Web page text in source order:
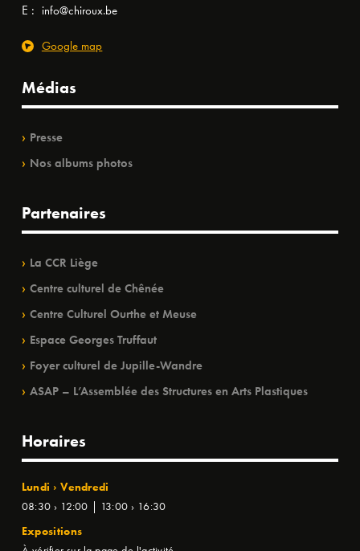
E : info@chiroux.be
Google map
Médias
Presse
Nos albums photos
Partenaires
La CCR Liège
Centre culturel de Chênée
Centre Culturel Ourthe et Meuse
Espace Georges Truffaut
Foyer culturel de Jupille-Wandre
ASAP – L’Assemblée des Structures en Arts Plastiques
Horaires
Lundi › Vendredi
08:30 › 12:00 | 13:00 › 16:30
Expositions